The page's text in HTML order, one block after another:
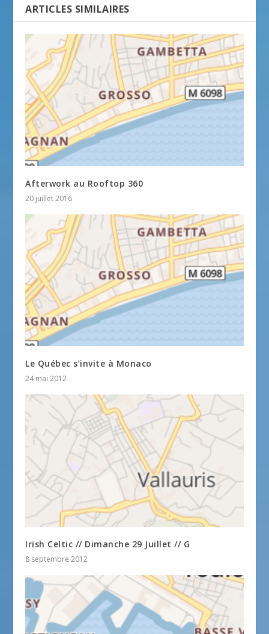
ARTICLES SIMILAIRES
Afterwork au Rooftop 360
20 juillet 2016
Le Québec s’invite à Monaco
24 mai 2012
Irish Celtic // Dimanche 29 Juillet // G
8 septembre 2012